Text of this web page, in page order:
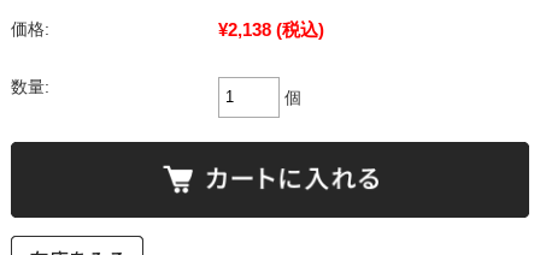
価格: ¥2,138 (税込)
数量:
個